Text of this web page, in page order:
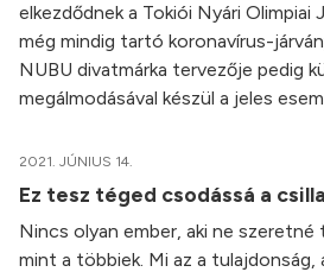
elkezdődnek a Tokiói Nyári Olimpiai
még mindig tartó koronavírus-
NUBU divatmárka tervezője pedig
megálmodásával készül a jeles
2021. JÚNIUS 14.
Ez tesz téged csodássá a
Nincs olyan ember, aki ne szeretné
mint a többiek. Mi az a tulajdonság,